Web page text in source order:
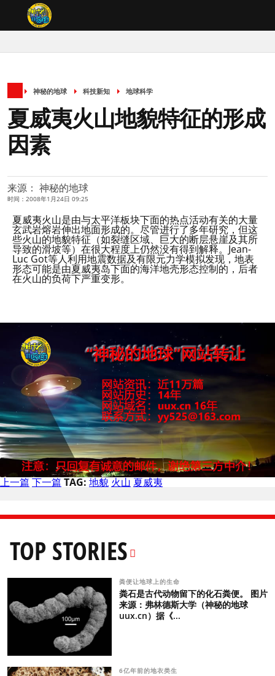
神秘的地球 科技新知 地球科学
夏威夷火山地貌特征的形成
因素
来源： 神秘的地球
时间：2008年1月24日 09:25
夏威夷火山是由与太平洋板块下面的热点活动有关的大量
玄武岩熔岩伸出地面形成的。尽管进行了多年研究，但这
些火山的地貌特征（如裂缝区域、巨大的断层悬崖及其所
导致的滑坡等）在很大程度上仍然没有得到解释。Jean-
Luc Got等人利用地震数据及有限元力学模拟发现，地表
形态可能是由夏威夷岛下面的海洋地壳形态控制的，后者
在火山的负荷下严重变形。
上一篇 下一篇 TAG: 地貌 火山 夏威夷
TOP STORIES
粪便让地球上的生命
粪石是古代动物留下的化石粪便。 图片
来源：弗林德斯大学（神秘的地球
uux.cn）据《...
6亿年前的地衣类生